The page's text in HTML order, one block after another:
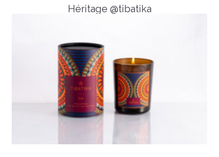
Héritage @tibatika